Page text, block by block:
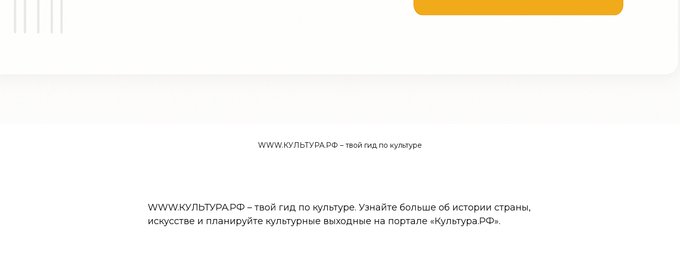
WWW.КУЛЬТУРА.РФ – твой гид по культуре
WWW.КУЛЬТУРА.РФ – твой гид по культуре. Узнайте больше об истории страны,
искусстве и планируйте культурные выходные на портале «Культура.РФ».